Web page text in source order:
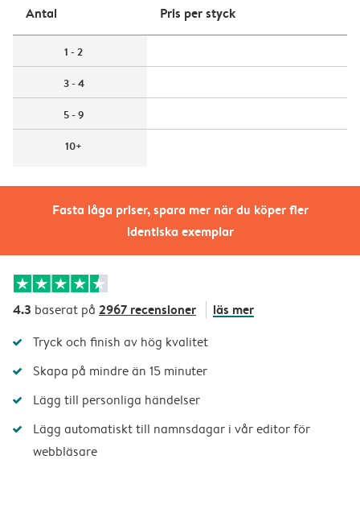
Fasta låga priser, spara mer när du köper fler
identiska exemplar
Antal Pris per styck
1 - 2
3 - 4
5 - 9
10+
4.3 baserat på 2967 recensioner läs mer
Tryck och finish av hög kvalitet
Skapa på mindre än 15 minuter
Lägg till personliga händelser
Lägg automatiskt till namnsdagar i vår editor för
webbläsare